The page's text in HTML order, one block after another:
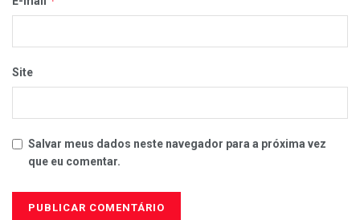
Site
Salvar meus dados neste navegador para a próxima vez
que eu comentar.